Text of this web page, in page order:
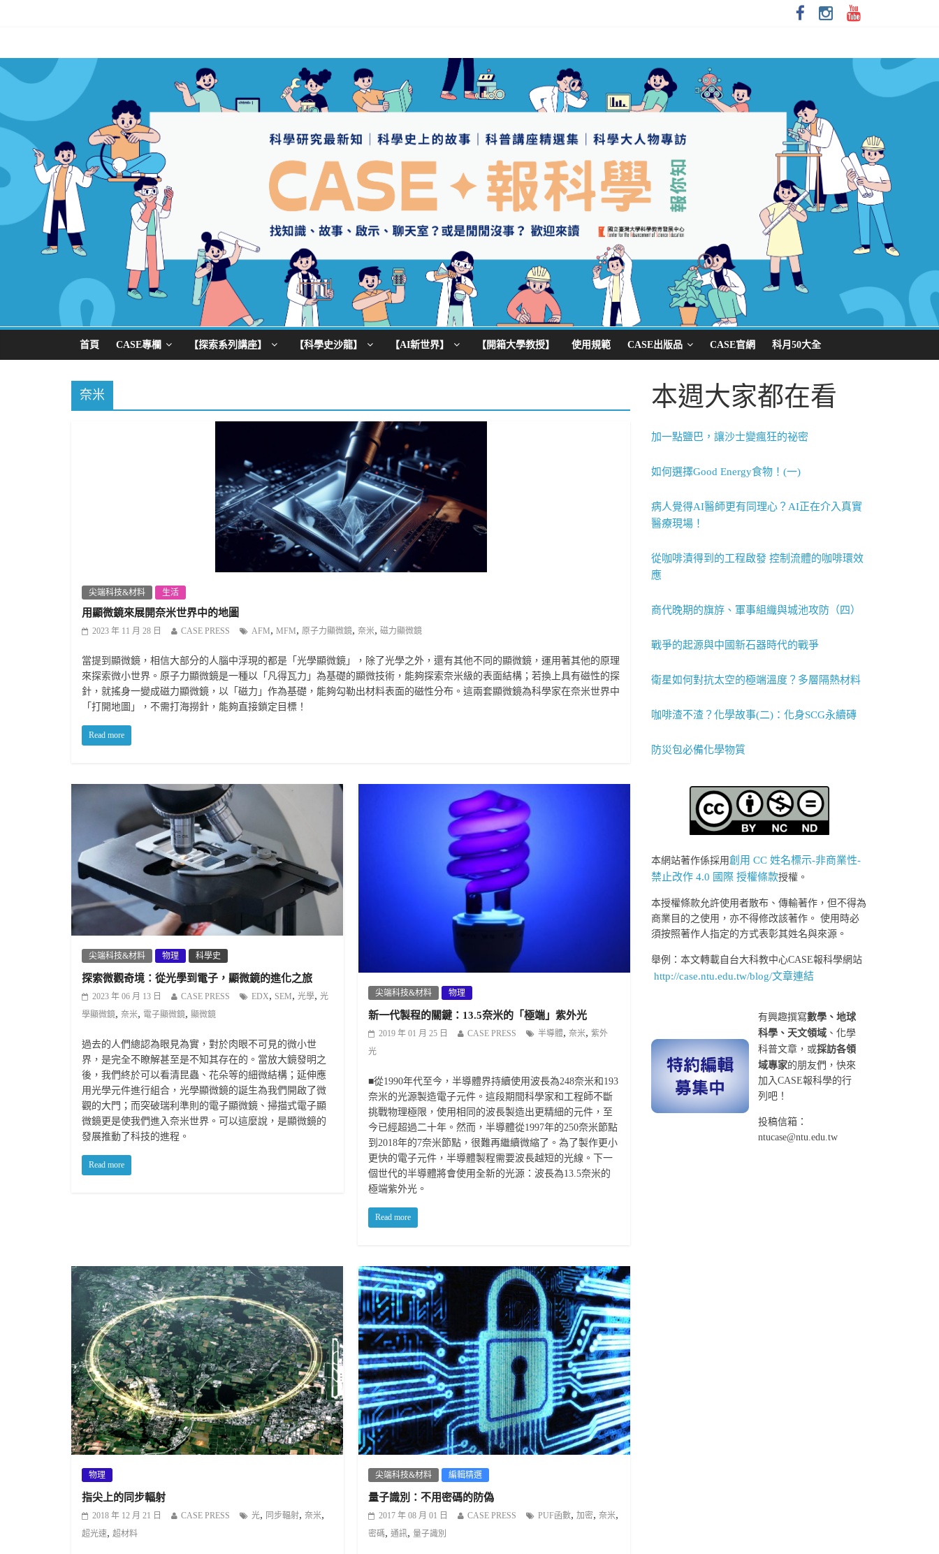
首頁 CASE專欄 【探索系列講座】 【科學史沙龍】 【AI新世界】 【開箱大學教授】 使用規範 CASE出版品 CASE官網 科月50大全
奈米
尖端科技&材料 生活
用顯微鏡來展開奈米世界中的地圖
2023 年 11 月 28 日 CASE PRESS AFM, MFM, 原子力顯微鏡, 奈米, 磁力顯微鏡
當提到顯微鏡，相信大部分的人腦中浮現的都是「光學顯微鏡」，除了光學之外，還有其他不同的顯微鏡，運用著其他的原理
來探索微小世界。原子力顯微鏡是一種以「凡得瓦力」為基礎的顯微技術，能夠探索奈米級的表面結構；若換上具有磁性的探
針，就搖身一變成磁力顯微鏡，以「磁力」作為基礎，能夠勾勒出材料表面的磁性分布。這兩套顯微鏡為科學家在奈米世界中
「打開地圖」，不需打海撈針，能夠直接鎖定目標！
Read more
尖端科技&材料 物理 科學史
探索微觀奇境：從光學到電子，顯微鏡的進化之旅
2023 年 06 月 13 日 CASE PRESS EDX, SEM, 光學, 光
學顯微鏡, 奈米, 電子顯微鏡, 顯微鏡
過去的人們總認為眼見為實，對於肉眼不可見的微小世
界，是完全不瞭解甚至是不知其存在的。當放大鏡發明之
後，我們終於可以看清昆蟲、花朵等的細微結構；延伸應
用光學元件進行組合，光學顯微鏡的誕生為我們開啟了微
觀的大門；而突破瑞利準則的電子顯微鏡、掃描式電子顯
微鏡更是使我們進入奈米世界。可以這麼說，是顯微鏡的
發展推動了科技的進程。
Read more
尖端科技&材料 物理
新一代製程的關鍵：13.5奈米的「極端」紫外光
2019 年 01 月 25 日 CASE PRESS 半導體, 奈米,紫外
光
■從1990年代至今，半導體界持續使用波長為248奈米和193
奈米的光源製造電子元件。這段期間科學家和工程師不斷
挑戰物理極限，使用相同的波長製造出更精細的元件，至
今已經超過二十年。然而，半導體從1997年的250奈米節點
到2018年的7奈米節點，很難再繼續微縮了。為了製作更小
更快的電子元件，半導體製程需要波長越短的光線。下一
個世代的半導體將會使用全新的光源：波長為13.5奈米的
極端紫外光。
Read more
物理
指尖上的同步輻射
2018 年 12 月 21 日 CASE PRESS 光, 同步輻射, 奈米,
超光速, 超材料
尖端科技&材料 編輯精選
量子識別：不用密碼的防偽
2017 年 08 月 01 日 CASE PRESS PUF函數,加密, 奈米,
密碼,通訊,量子識別
本週大家都在看
加一點鹽巴，讓沙士變瘋狂的祕密
如何選擇Good Energy食物！(一)
病人覺得AI醫師更有同理心？AI正在介入真實
醫療現場！
從咖啡漬得到的工程啟發 控制流體的咖啡環效
應
商代晚期的旗斿、軍事組織與城池攻防（四）
戰爭的起源與中國新石器時代的戰爭
衛星如何對抗太空的極端溫度？多層隔熱材料
咖啡渣不渣？化學故事(二)：化身SCG永續磚
防災包必備化學物質
本網站著作係採用創用 CC 姓名標示-非商業性-
禁止改作 4.0 國際 授權條款授權。
本授權條款允許使用者散布、傳輸著作，但不得為
商業目的之使用，亦不得修改該著作。 使用時必
須按照著作人指定的方式表彰其姓名與來源。
舉例：本文轉載自台大科教中心CASE報科學網站
http://case.ntu.edu.tw/blog/文章連結
有興趣撰寫數學、地球
科學、天文領域 、化學
科普文章，或採訪各領
域專家的朋友們，快來
加入CASE報科學的行
列吧！
投稿信箱：
ntucase@ntu.edu.tw